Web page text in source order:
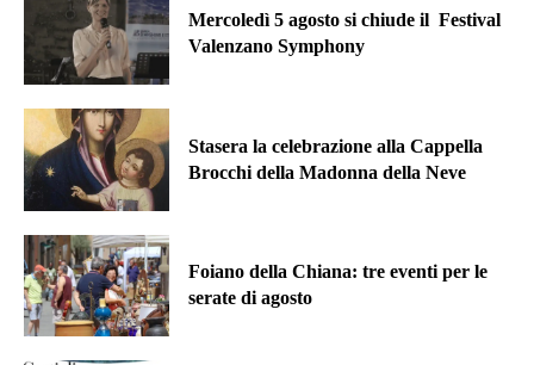
Mercoledì 5 agosto si chiude il Festival
Valenzano Symphony
Stasera la celebrazione alla Cappella
Brocchi della Madonna della Neve
Foiano della Chiana: tre eventi per le
serate di agosto